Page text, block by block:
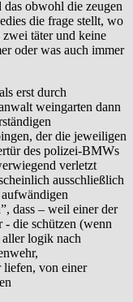
das obwohl die zeugen
die frage stellt, wo
täter und keine
oder was auch immer
erst durch
weingarten dann
der die jeweiligen
des polizei-BMWs
verletzt
ausschließlich
dass – weil einer der
die schützen (wenn
logik nach
liefen, von einer